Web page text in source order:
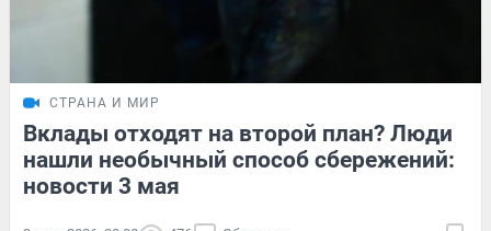
СТРАНА И МИР
Вклады отходят на второй план? Люди
нашли необычный способ сбережений:
новости 3 мая